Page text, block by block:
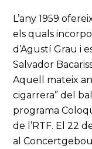
L’any 1959
els quals
d’Agustí Grau i
Salvador
Aquell mateix
cigarrera” del
programa
de l’RTF. El 22
al